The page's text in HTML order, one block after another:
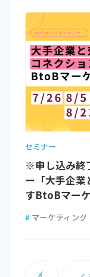
セミナー
※申し込み終
ー「大手企業
すBtoBマーケ
# マーケティング